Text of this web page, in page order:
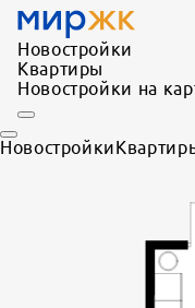
Новостройки
Квартиры
Новостройки на
Новостройки